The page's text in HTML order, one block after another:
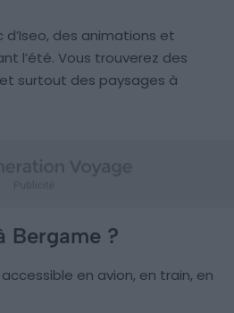
d’Iseo, des animations et
l’été. Vous trouverez des
surtout des paysages à
Bergame ?
en avion, en train, en